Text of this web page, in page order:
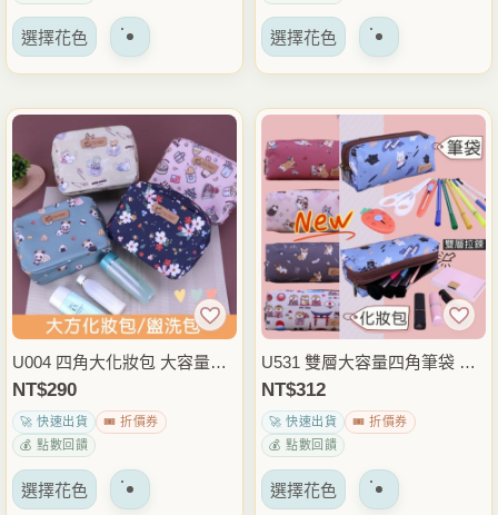
選擇花色 該
有
多
種
變
體。
可
以
在
產
頁
上
擇
選擇花色 該
有
多
種
變
體。
可
以
在
產
頁
上
擇
U004 四角大化妝包 大容量防
潑水收納包 旅行盥洗包 化妝
品保養品整理包 隨身小物包
雨朵防水包
NT$290
🚀 快速出貨
🎟️ 折價券
💰 點數回饋
選擇花色 該
U531 雙層大容量四角筆袋 防
水化妝包 多隔層收納包 文具
袋 鉛筆盒 旅行盥洗包 雨朵防
水包
NT$312
🚀 快速出貨
🎟️ 折價券
💰 點數回饋
選擇花色 該